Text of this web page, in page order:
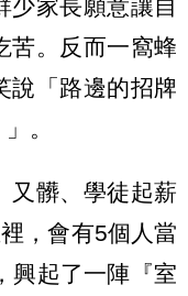
少家長願意讓自
苦。反而一窩蜂
說「路邊的招牌
。
又髒、學徒起薪
，會有5個人當
興起了一陣『室